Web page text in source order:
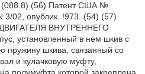
(088.8) (56) Патент США №
3/02, опублик. !973. (54) (57)
ВНУТРЕННЕГО
установленный в нем шкив с
пружину шкива, связанный со
и кулачковую муфту,